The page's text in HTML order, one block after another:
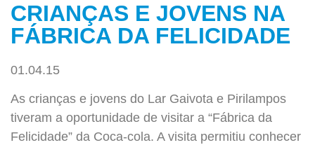
CRIANÇAS E JOVENS NA
FÁBRICA DA FELICIDADE
01.04.15
As crianças e jovens do Lar Gaivota e Pirilampos
tiveram a oportunidade de visitar a “Fábrica da
Felicidade” da Coca-cola. A visita permitiu conhecer